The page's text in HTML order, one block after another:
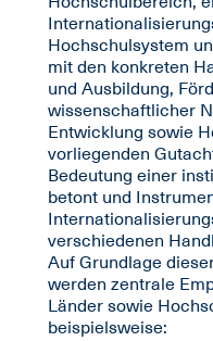
Hochschulsystem
mit den konkreten
und Ausbildung,
wissenschaftlicher
Entwicklung sowie
vorliegenden
Bedeutung einer
betont und
verschiedenen
Auf Grundlage
werden zentrale
Länder sowie
beispielsweise: